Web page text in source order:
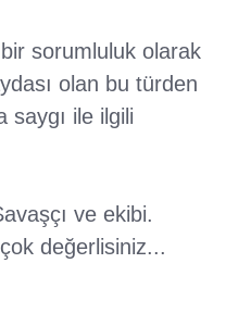
sorumluluk olarak
olan bu türden
saygı ile ilgili
ve ekibi.
değerlisiniz...